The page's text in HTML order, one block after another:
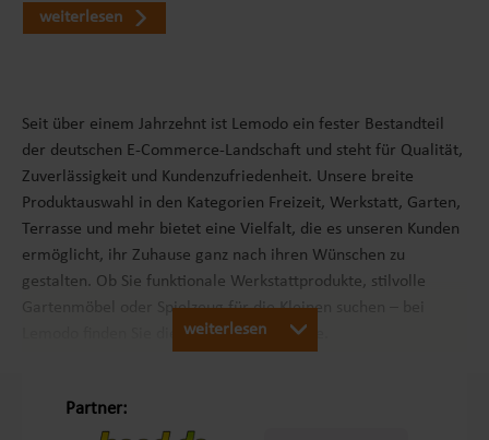
weiterlesen
Seit über einem Jahrzehnt ist Lemodo ein fester Bestandteil
der deutschen E-Commerce-Landschaft und steht für Qualität,
Zuverlässigkeit und Kundenzufriedenheit. Unsere breite
Produktauswahl in den Kategorien Freizeit, Werkstatt, Garten,
Terrasse und mehr bietet eine Vielfalt, die es unseren Kunden
ermöglicht, ihr Zuhause ganz nach ihren Wünschen zu
gestalten. Ob Sie funktionale Werkstattprodukte, stilvolle
Gartenmöbel oder Spielzeug für die Kleinen suchen – bei
Lemodo finden Sie die passenden Produkte.
weiterlesen
Partner: